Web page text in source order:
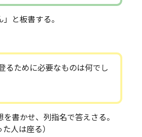
」と板書する。
るために必要なものは何でし
を書かせ、列指名で答えさる。
た人は座る）